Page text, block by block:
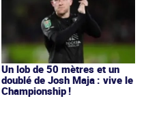
Un lob de 50 mètres et un
doublé de Josh Maja : vive le
Championship !